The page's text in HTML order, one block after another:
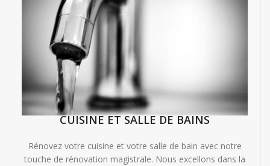
CUISINE ET SALLE DE BAINS
Rénovez votre cuisine et votre salle de bain avec notre
touche de rénovation magistrale. Nous excellons dans la